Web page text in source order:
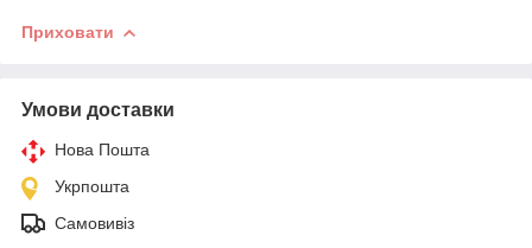
Приховати
Умови доставки
Нова Пошта
Укрпошта
Самовивіз